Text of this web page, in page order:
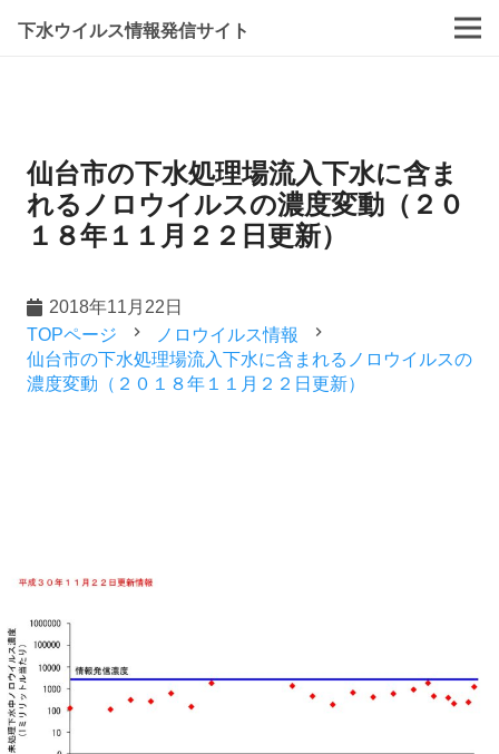
下水ウイルス情報発信サイト
仙台市の下水処理場流入下水に含ま
れるノロウイルスの濃度変動（２０
１８年１１月２２日更新）
2018年11月22日
TOPページ
navigate_next ノロウイルス情報 navigate_next
仙台市の下水処理場流入下水に含まれるノロウイルスの
濃度変動（２０１８年１１月２２日更新）